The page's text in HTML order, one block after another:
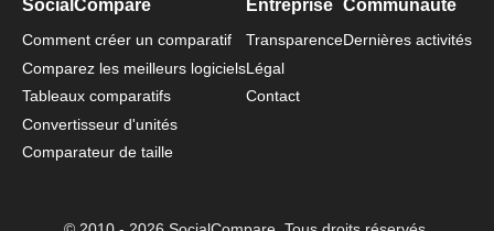
SocialCompare
Comment créer un comparatif
Comparez les meilleurs logiciels
Tableaux comparatifs
Convertisseur d'unités
Comparateur de taille
Entreprise
Transparence
Légal
Contact
Communauté
Dernières activités